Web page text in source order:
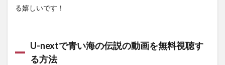
る嬉しいです！
U-nextで青い海の伝説の動画を無料視聴す
る方法